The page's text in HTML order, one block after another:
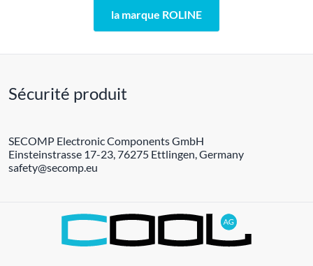
la marque ROLINE
Sécurité produit
SECOMP Electronic Components GmbH
Einsteinstrasse 17-23, 76275 Ettlingen, Germany
safety@secomp.eu